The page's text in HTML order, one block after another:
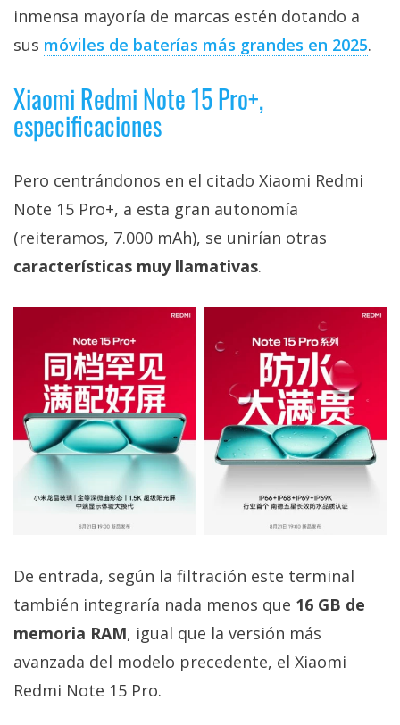
opciones
de
/
Aviso
Legal
El medio de
comunicación
encontrarás
todas las
noticias sobre
móviles,
informática,
videojuegos,
comparativas,
trucos y
tutoriales.
El Grupo
Informático
(CC) 2006-
Algunos
inmensa mayoría de marcas estén dotando a
sus móviles de baterías más grandes en 2025.
Xiaomi Redmi Note 15 Pro+,
especificaciones
Pero centrándonos en el citado Xiaomi Redmi
Note 15 Pro+, a esta gran autonomía
(reiteramos, 7.000 mAh), se unirían otras
características muy llamativas.
De entrada, según la filtración este terminal
también integraría nada menos que 16 GB de
memoria RAM, igual que la versión más
avanzada del modelo precedente, el Xiaomi
Redmi Note 15 Pro.